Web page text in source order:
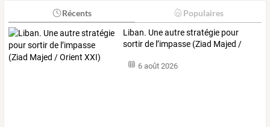
Récents Populaires
Liban. Uneautrestratégie pour
sortirde l’impasse (Ziad Majed /
6 août 2026